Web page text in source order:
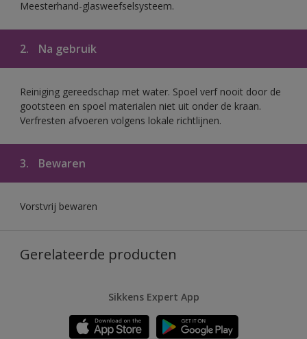
Meesterhand-glasweefselsysteem.
2. Na gebruik
Reiniging gereedschap met water. Spoel verf nooit door de
gootsteen en spoel materialen niet uit onder de kraan.
Verfresten afvoeren volgens lokale richtlijnen.
3. Bewaren
Vorstvrij bewaren
Gerelateerde producten
Sikkens Expert App